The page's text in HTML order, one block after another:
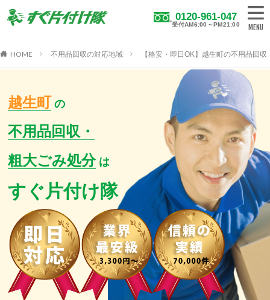
0120-961-047
受付AM6:00～PM21:00
HOME 不用品回収の対応地域 【格安・即日OK】越生町の不用品回
越生町 の
不用品回収・
粗大ごみ処分 は
すぐ片付け隊